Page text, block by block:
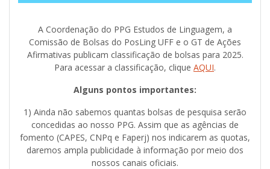
A Coordenação do PPG Estudos de Linguagem, a
Comissão de Bolsas do PosLing UFF e o GT de Ações
Afirmativas publicam classificação de bolsas para 2025.
Para acessar a classificação, clique AQUI.
Alguns pontos importantes:
1) Ainda não sabemos quantas bolsas de pesquisa serão
concedidas ao nosso PPG. Assim que as agências de
fomento (CAPES, CNPq e Faperj) nos indicarem as quotas,
daremos ampla publicidade à informação por meio dos
nossos canais oficiais.